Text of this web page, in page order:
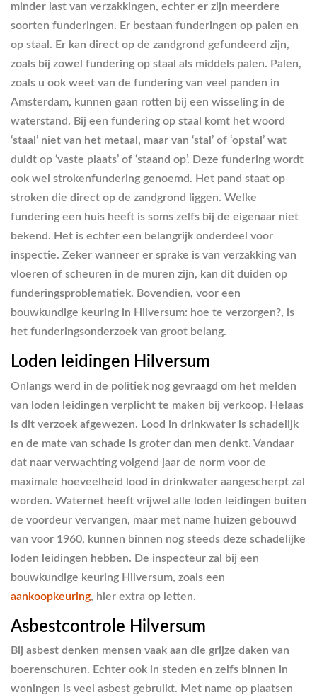
minder last van verzakkingen, echter er zijn meerdere
soorten funderingen. Er bestaan funderingen op palen en
op staal. Er kan direct op de zandgrond gefundeerd zijn,
zoals bij zowel fundering op staal als middels palen. Palen,
zoals u ook weet van de fundering van veel panden in
Amsterdam, kunnen gaan rotten bij een wisseling in de
waterstand. Bij een fundering op staal komt het woord
‘staal’ niet van het metaal, maar van ‘stal’ of ‘opstal’ wat
duidt op ‘vaste plaats’ of ‘staand op’. Deze fundering wordt
ook wel strokenfundering genoemd. Het pand staat op
stroken die direct op de zandgrond liggen. Welke
fundering een huis heeft is soms zelfs bij de eigenaar niet
bekend. Het is echter een belangrijk onderdeel voor
inspectie. Zeker wanneer er sprake is van verzakking van
vloeren of scheuren in de muren zijn, kan dit duiden op
funderingsproblematiek. Bovendien, voor een
bouwkundige keuring in Hilversum: hoe te verzorgen?, is
het funderingsonderzoek van groot belang.
Loden leidingen Hilversum
Onlangs werd in de politiek nog gevraagd om het melden
van loden leidingen verplicht te maken bij verkoop. Helaas
is dit verzoek afgewezen. Lood in drinkwater is schadelijk
en de mate van schade is groter dan men denkt. Vandaar
dat naar verwachting volgend jaar de norm voor de
maximale hoeveelheid lood in drinkwater aangescherpt zal
worden. Waternet heeft vrijwel alle loden leidingen buiten
de voordeur vervangen, maar met name huizen gebouwd
van voor 1960, kunnen binnen nog steeds deze schadelijke
loden leidingen hebben. De inspecteur zal bij een
bouwkundige keuring Hilversum, zoals een
aankoopkeuring, hier extra op letten.
Asbestcontrole Hilversum
Bij asbest denken mensen vaak aan die grijze daken van
boerenschuren. Echter ook in steden en zelfs binnen in
woningen is veel asbest gebruikt. Met name op plaatsen